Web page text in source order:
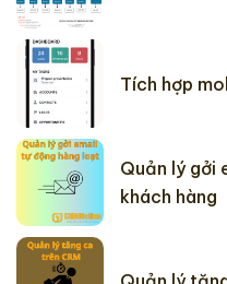
Tích hợp
Quản lý gởi
khách hàng